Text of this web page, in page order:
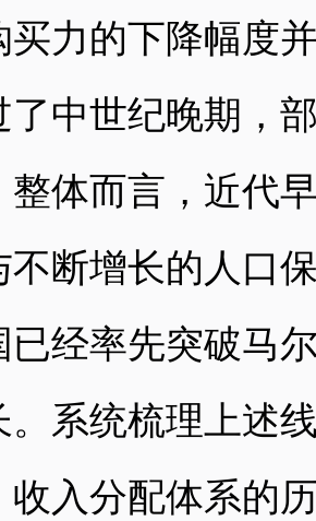
买力的下降幅度
了中世纪晚期，
整体而言，近代
不断增长的人口
已经率先突破马
。系统梳理上述
收入分配体系的